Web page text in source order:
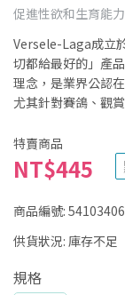
促進性欲和生育能
Versele-Laga成立
切都給最好的」產
理念，是業界公認
尤其針對賽鴿、觀
特賣商品
NT$445
商品編號:
供貨狀況: 庫存不足
規格